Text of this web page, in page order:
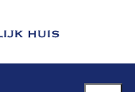
Koninklijk Huis